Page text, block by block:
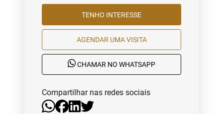
TENHO INTERESSE
AGENDAR UMA VISITA
CHAMAR NO WHATSAPP
Compartilhar nas redes sociais